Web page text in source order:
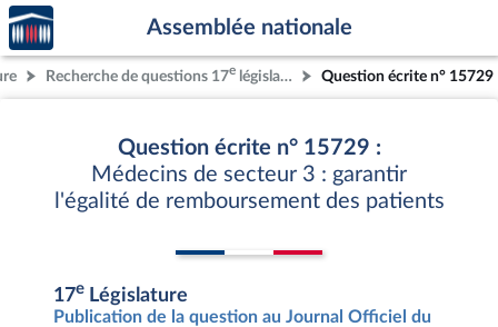
Aller au contenu
Aller en bas de la page
Accèder
à la
page
d'accueil
Assemblée nationale
Recherche de questions 17e législature Question écrite n° 15729
Question écrite n° 15729 :
Médecins de secteur 3 : garantir
l'égalité de remboursement des patients
17e Législature
Publication de la question au Journal Officiel du